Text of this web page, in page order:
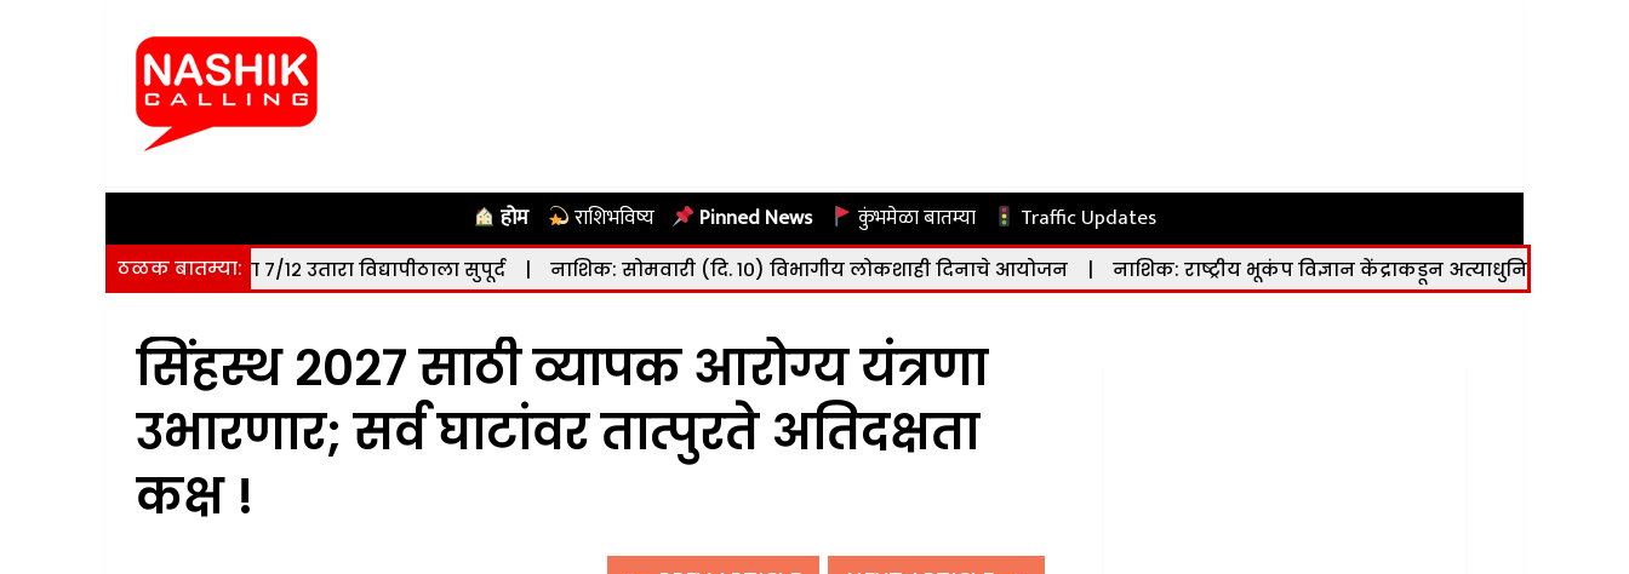
होम राशिभविष्य Pinned News कुंभमेळा बातम्या Traffic Updates
ठळक बातम्या:
जमिनीचा ७/१२ उतारा विद्यापीठाला सुपूर्द | नाशिक: सोमवारी (दि. १०) विभागीय लोकशाही दिनाचे आयोजन | नाशिक: राष्ट्रीय भूकंप विज्ञान केंद्राकडून अत्याधुनिक भूकंप मापन केंद्र
सिंहस्थ २०२७ साठी व्यापक आरोग्य यंत्रणा
उभारणार; सर्व घाटांवर तात्पुरते अतिदक्षता
कक्ष !